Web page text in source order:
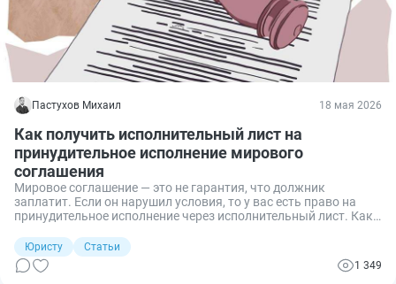
Пастухов Михаил 18 мая 2026
Как получить исполнительный лист на
принудительное исполнение мирового
соглашения
Мировое соглашение — это не гарантия, что должник
заплатит. Если он нарушил условия, то у вас есть право на
принудительное исполнение через исполнительный лист. Как
сколько ждать? Разбираем всё по шагам.
Юристу
Статьи
1 349